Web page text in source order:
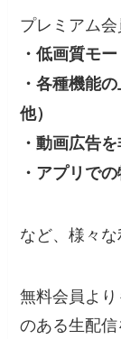
プレミアム会
・低画質モ
・各種機能
他）
・動画広告
・アプリで
など、様々な
無料会員よ
のある生配